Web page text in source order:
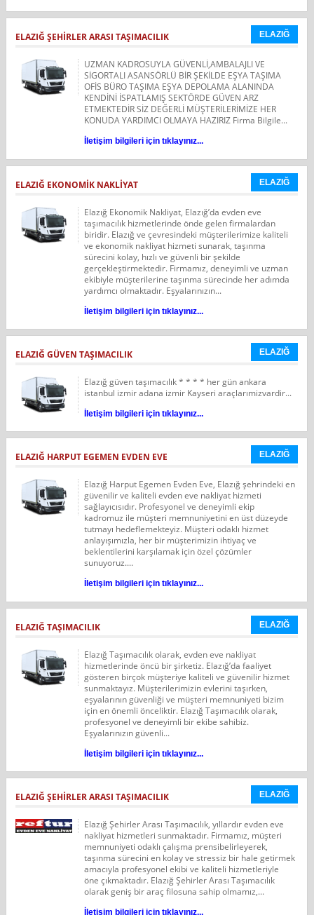
ELAZIĞ ŞEHİRLER ARASI TAŞIMACILIK ELAZIĞ
UZMAN KADROSUYLA GÜVENLİ,AMBALAJLI VE
SİGORTALI ASANSÖRLÜ BİR ŞEKİLDE EŞYA TAŞIMA
OFİS BÜRO TAŞIMA EŞYA DEPOLAMA ALANINDA
KENDİNİ İSPATLAMIŞ SEKTÖRDE GÜVEN ARZ
ETMEKTEDİR SİZ DEĞERLİ MÜŞTERİLERİMİZE HER
KONUDA YARDIMCI OLMAYA HAZIRIZ Firma Bilgile...
İletişim bilgileri için tıklayınız...
ELAZIĞ EKONOMIK NAKLIYAT ELAZIĞ
Elazığ Ekonomik Nakliyat, Elazığ’da evden eve
taşımacılık hizmetlerinde önde gelen firmalardan
biridir. Elazığ ve çevresindeki müşterilerimize kaliteli
ve ekonomik nakliyat hizmeti sunarak, taşınma
sürecini kolay, hızlı ve güvenli bir şekilde
gerçekleştirmektedir. Firmamız, deneyimli ve uzman
ekibiyle müşterilerine taşınma sürecinde her adımda
yardımcı olmaktadır. Eşyalarınızın...
İletişim bilgileri için tıklayınız...
ELAZIĞ GÜVEN TAŞIMACILIK ELAZIĞ
Elazığ güven taşımacılık * * * * her gün ankara
istanbul izmir adana izmir Kayseri araçlarımizvardir...
İletişim bilgileri için tıklayınız...
ELAZIĞ HARPUT EGEMEN EVDEN EVE ELAZIĞ
Elazığ Harput Egemen Evden Eve, Elazığ şehrindeki en
güvenilir ve kaliteli evden eve nakliyat hizmeti
sağlayıcısıdır. Profesyonel ve deneyimli ekip
kadromuz ile müşteri memnuniyetini en üst düzeyde
tutmayı hedeflemekteyiz. Müşteri odaklı hizmet
anlayışımızla, her bir müşterimizin ihtiyaç ve
beklentilerini karşılamak için özel çözümler
sunuyoruz....
İletişim bilgileri için tıklayınız...
ELAZIĞ TAŞIMACILIK ELAZIĞ
Elazığ Taşımacılık olarak, evden eve nakliyat
hizmetlerinde öncü bir şirketiz. Elazığ’da faaliyet
gösteren birçok müşteriye kaliteli ve güvenilir hizmet
sunmaktayız. Müşterilerimizin evlerini taşırken,
eşyalarının güvenliği ve müşteri memnuniyeti bizim
için en önemli önceliktir. Elazığ Taşımacılık olarak,
profesyonel ve deneyimli bir ekibe sahibiz.
Eşyalarınızın güvenli...
İletişim bilgileri için tıklayınız...
ELAZIĞ ŞEHİRLER ARASI TAŞIMACILIK ELAZIĞ
Elazığ Şehirler Arası Taşımacılık, yıllardır evden eve
nakliyat hizmetleri sunmaktadır. Firmamız, müşteri
memnuniyeti odaklı çalışma prensibelirleyerek,
taşınma sürecini en kolay ve stressiz bir hale getirmek
amacıyla profesyonel ekibi ve kaliteli hizmetleriyle
öne çıkmaktadır. Elazığ Şehirler Arası Taşımacılık
olarak geniş bir araç filosuna sahip olmamız,...
İletişim bilgileri için tıklayınız...